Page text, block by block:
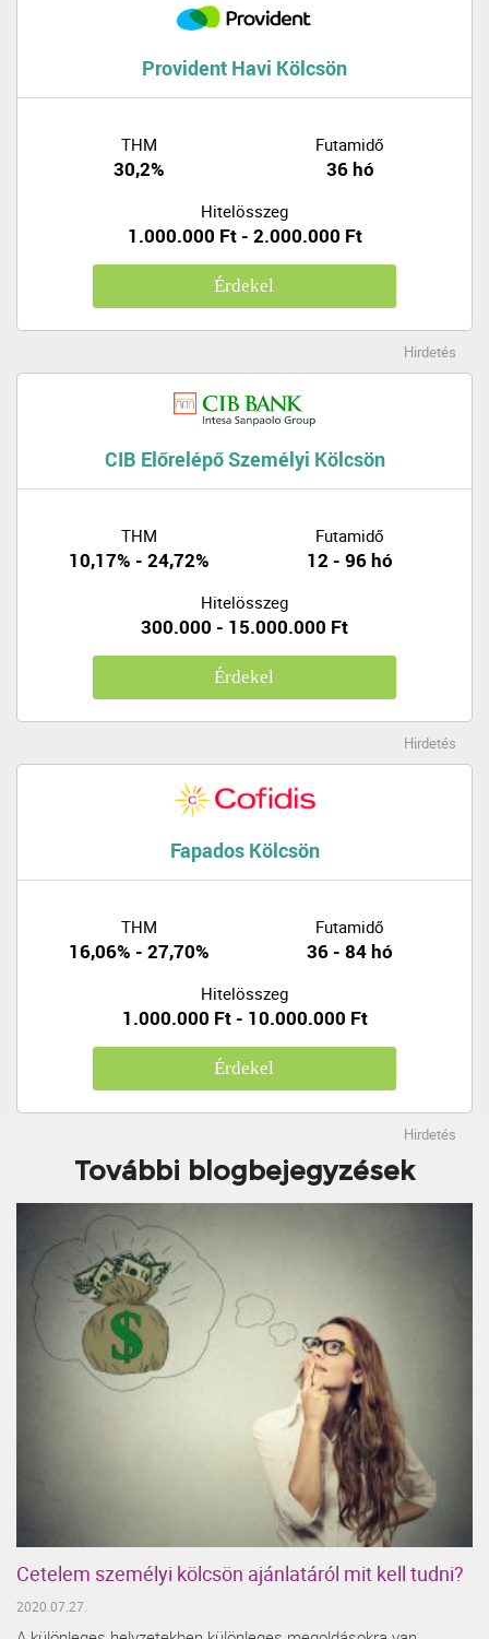
Provident Havi Kölcsön
THM
30,2%
Futamidő
36 hó
Hitelösszeg
1.000.000 Ft - 2.000.000 Ft
Érdekel
Hirdetés
CIB Előrelépő Személyi Kölcsön
THM
10,17% - 24,72%
Futamidő
12 - 96 hó
Hitelösszeg
300.000 - 15.000.000 Ft
Érdekel
Hirdetés
Fapados Kölcsön
THM
16,06% - 27,70%
Futamidő
36 - 84 hó
Hitelösszeg
1.000.000 Ft - 10.000.000 Ft
Érdekel
Hirdetés
További blogbejegyzések
Cetelem személyi kölcsön ajánlatáról mit kell tudni?
2020.07.27.